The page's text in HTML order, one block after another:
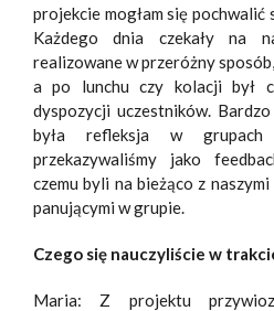
projekcie mogłam się pochwalić
Każdego dnia czekały na
realizowane w przeróżny
a po lunchu czy kolacji był
dyspozycji uczestników.
była refleksja w
przekazywaliśmy jako
czemu byli na bieżąco z
panującymi w grupie.
Czego się nauczyliście w
Maria: Z projektu